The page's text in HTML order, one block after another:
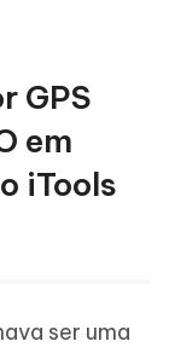
GPS
em
iTools
ser uma